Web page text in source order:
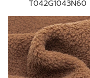
T042G1043N60